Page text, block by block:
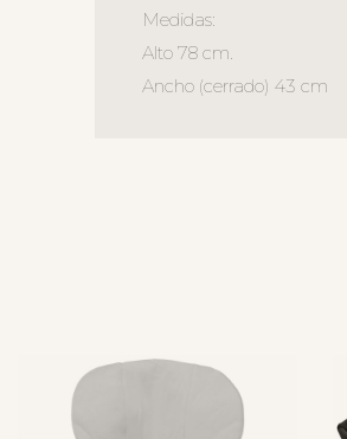
Medidas:
Alto 78 cm.
Ancho (cerrado) 43 cm